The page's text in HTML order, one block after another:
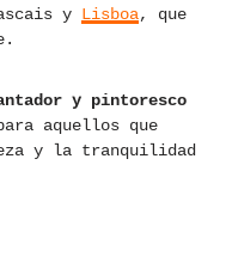
y Lisboa, que
y pintoresco
aquellos que
y la tranquilidad